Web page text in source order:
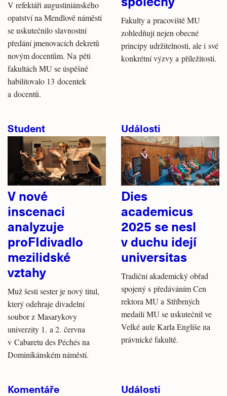
V refektáři augustiniánského
opatství na Mendlově náměstí
se uskutečnilo slavnostní
předání jmenovacích dekretů
novým docentům. Na pěti
fakultách MU se úspěšně
habilitovalo 13 docentek
a docentů.
Fakulty a pracoviště MU
zohledňují nejen obecné
principy udržitelnosti, ale i své
konkrétní výzvy a příležitosti.
Student
V nové
inscenaci
analyzuje
proFIdivadlo
mezilidské
vztahy
Muž šesti sester je nový titul,
který odehraje divadelní
soubor z Masarykovy
univerzity 1. a 2. června
v Cabaretu des Péchés na
Dominikánském náměstí.
Události
Dies
academicus
2025 se nesl
v duchu idejí
universitas
Tradiční akademický obřad
spojený s předáváním Cen
rektora MU a Stříbrných
medailí MU se uskutečnil ve
Velké aule Karla Engliše na
právnické fakultě.
Komentáře Události